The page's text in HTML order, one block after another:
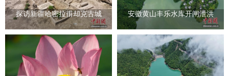
探访新疆哈密拉甫却克古城 安徽黄山丰乐水库开闸泄洪